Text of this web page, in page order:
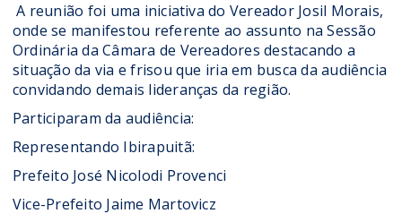
A reunião foi uma iniciativa do Vereador Josil Morais,
onde se manifestou referente ao assunto na Sessão
Ordinária da Câmara de Vereadores destacando a
situação da via e frisou que iria em busca da audiência
convidando demais lideranças da região.
Participaram da audiência:
Representando Ibirapuitã:
Prefeito José Nicolodi Provenci
Vice-Prefeito Jaime Martovicz